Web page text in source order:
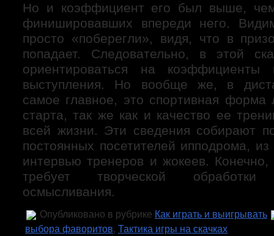
Но и коэффициент его был выше,
финишировавших впереди него.
просто «поберегли», видя, что в
попадает. Следовательно, в этой
ориентироваться на
выступления. Но вообще же, в
самое главное, это спортивная
старта, так же как и качество ее
всей жизни. Эти сведения собирают
постоянных посетителей ипподрома,
интервью тренеров и жокеев.
требует творческой
осмысливания.
Опубликовано в рубрике Как играть и выигрывать
выбора фаворитов, Тактика игры на скачках